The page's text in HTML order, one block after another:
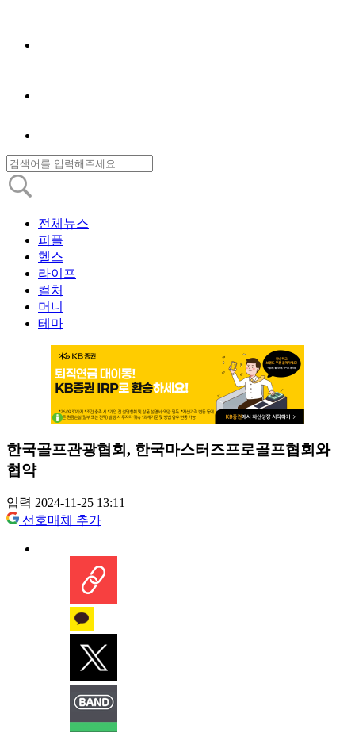
전체뉴스
피플
헬스
라이프
컬처
머니
테마
한국골프관광협회, 한국마스터즈프로골프협회와
협약
입력 2024-11-25 13:11
선호매체 추가